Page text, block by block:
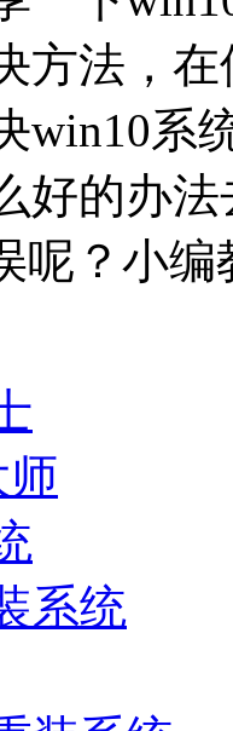
方法，
win10系
好的办
呢？小
师
系统